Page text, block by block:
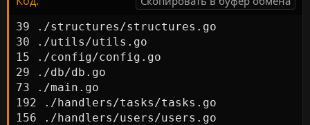
39 ./structures/structures.go
30 ./utils/utils.go
15 ./config/config.go
29 ./db/db.go
73 ./main.go
192 ./handlers/tasks/tasks.go
156 ./handlers/users/users.go